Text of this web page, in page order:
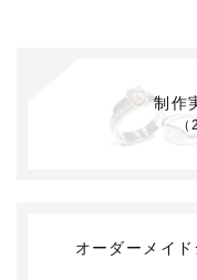
制作
オーダーメイ